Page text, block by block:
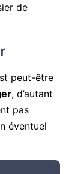
de
peut-être
, d’autant
pas
éventuel